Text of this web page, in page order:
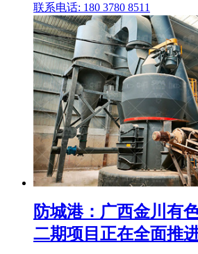
联系电话: 180 3780 8511
防城港：广西金川有
二期项目正在全面推